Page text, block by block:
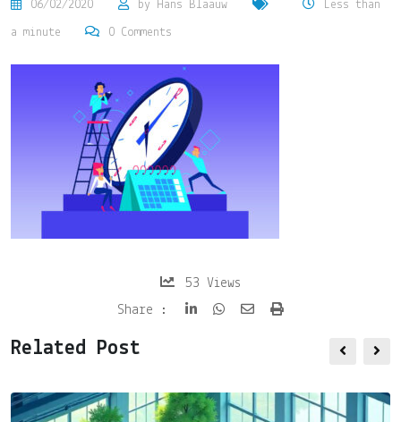
06/02/2020 by Hans Blaauw Less than
a minute 0 Comments
53 Views
Share :
SharePrint
Related Post